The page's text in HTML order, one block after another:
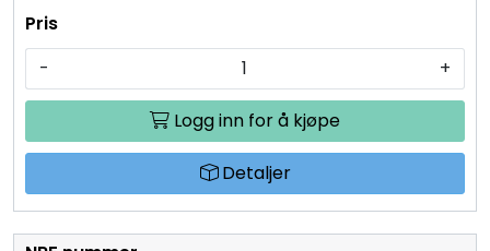
- +
Logg inn for å kjøpe
Detaljer